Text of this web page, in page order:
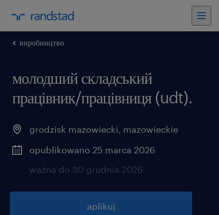
виробництво
молодший складський
працівник/працівниця (udt).
grodzisk mazowiecki, mazowieckie
opublikowano 25 marca 2026
ważna do 30 grudnia 2026
aplikuj